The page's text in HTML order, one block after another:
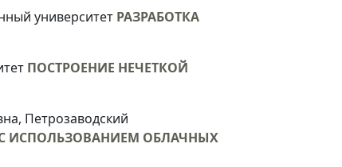
университет РАЗРАБОТКА
ПОСТРОЕНИЕ НЕЧЕТКОЙ
Петрозаводский
ИСПОЛЬЗОВАНИЕМ ОБЛАЧНЫХ